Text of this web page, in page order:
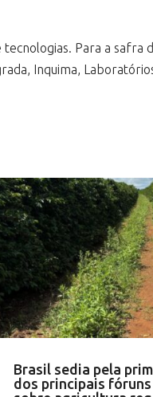
Para a safra
Inquima,
Brasil sedia pela
dos principais